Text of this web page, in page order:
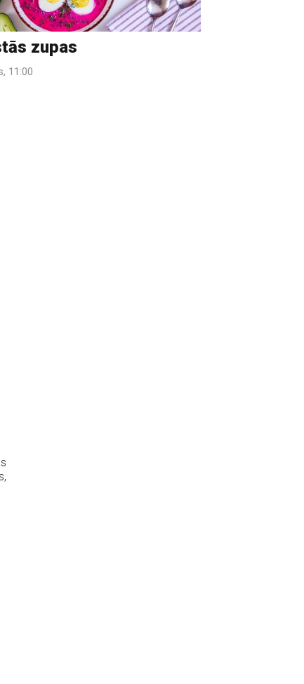
zupas
11:00